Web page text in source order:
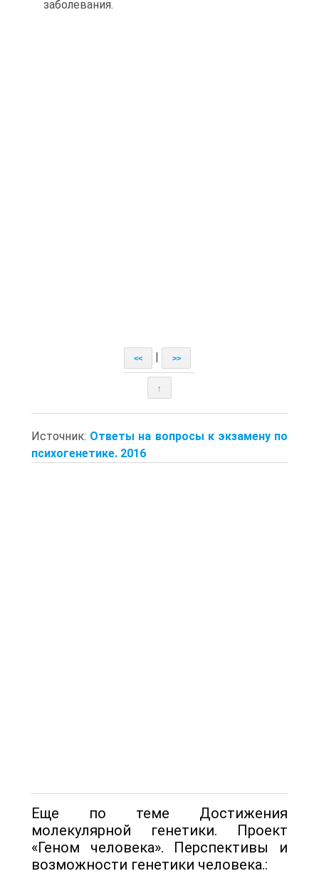
заболевания.
<< >>
↑
Источник: Ответы на вопросы к экзамену по
психогенетике. 2016
Еще по теме Достижения
молекулярной генетики. Проект
«Геном человека». Перспективы и
возможности генетики человека.: